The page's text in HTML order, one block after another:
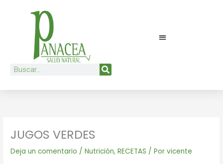
Buscar
JUGOS VERDES
Deja un comentario /Nutrición,RECETAS / Porvicente